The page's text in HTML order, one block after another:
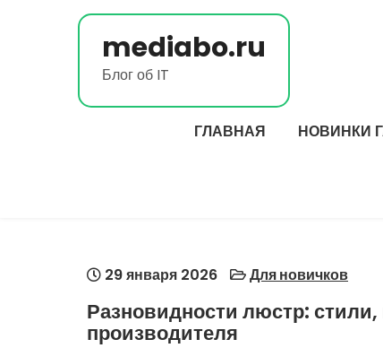
mediabo.ru
Блог об IT
ГЛАВНАЯ НОВИНКИ
29 января 2026 Для новичков
Разновидности люстр:
производителя